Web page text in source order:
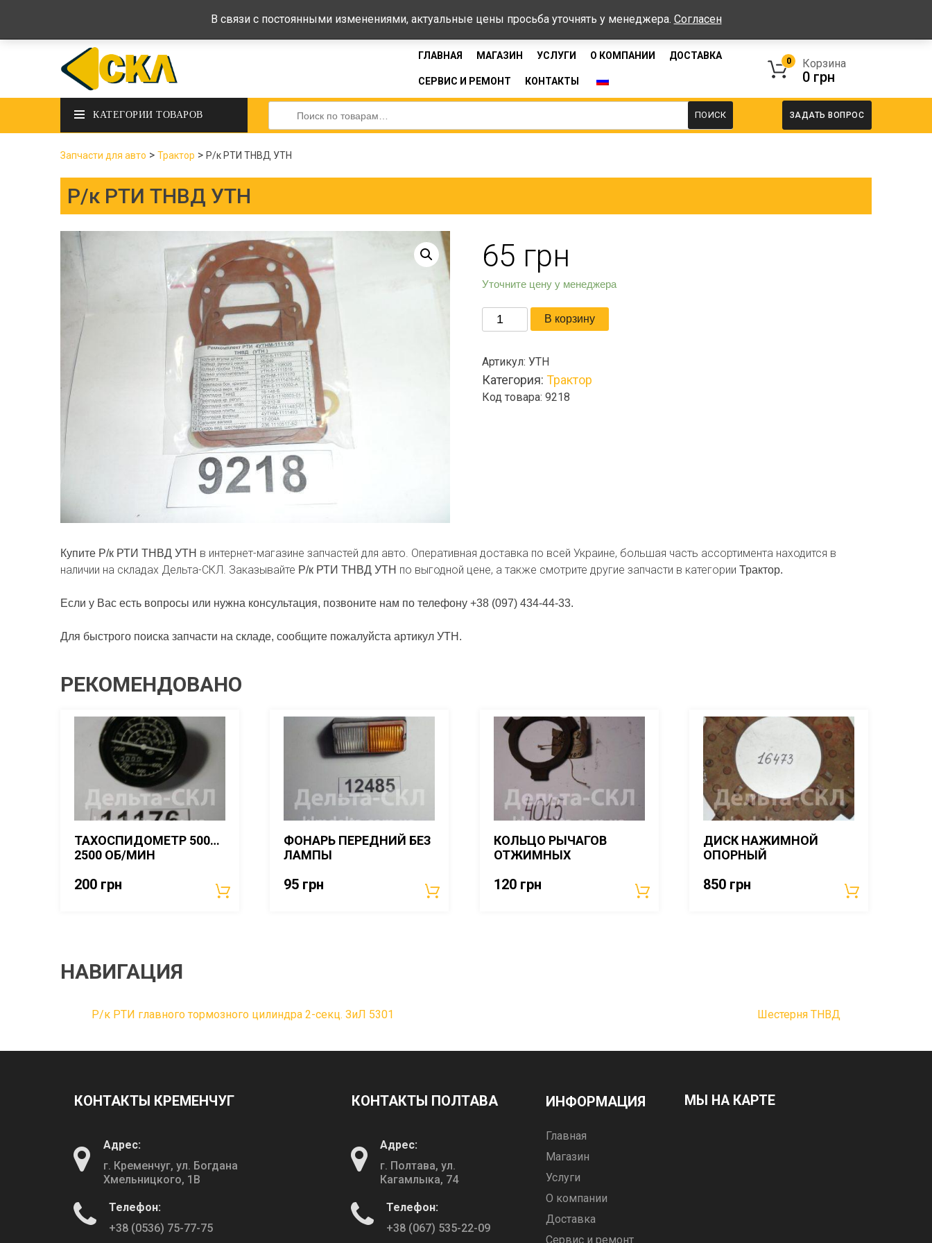
+38 (097) 434-44-33 Время работы: Пн-Пт: 08:00-17:00, Сб-Вс - выходные
ГЛАВНАЯ МАГАЗИН УСЛУГИ О КОМПАНИИ ДОСТАВКА
СЕРВИС И РЕМОНТ КОНТАКТЫ
Корзина
0
0 грн
КАТЕГОРИИ ТОВАРОВ
Искать:
ПОИСК ЗАДАТЬ ВОПРОС
Запчасти для авто > Трактор > Р/к РТИ ТНВД УТН
Р/к РТИ ТНВД УТН
65 грн
Уточните цену у менеджера
Количество
товара
к
РТИ
ТНВД
В корзину
Артикул:УТН
Категория:Трактор
Код товара: 9218
Купите Р/к РТИ ТНВД УТН в интернет-магазине запчастей для авто. Оперативная доставка по всей Украине, большая часть ассортимента находится в
наличии на складах Дельта-СКЛ. Заказывайте Р/к РТИ ТНВД УТН по выгодной цене, а также смотрите другие запчасти в категории Трактор.
Если у Вас есть вопросы или нужна консультация, позвоните нам по телефону +38 (097) 434-44-33.
Для быстрого поиска запчасти на складе, сообщите пожалуйста артикул УТН.
РЕКОМЕНДОВАНО
ТАХОСПИДОМЕТР 500…
2500 ОБ/МИН
200 грн
ФОНАРЬ ПЕРЕДНИЙ БЕЗ
ЛАМПЫ
95 грн
КОЛЬЦО РЫЧАГОВ
ОТЖИМНЫХ
120 грн
ДИСК НАЖИМНОЙ
ОПОРНЫЙ
850 грн
НАВИГАЦИЯ
Р/к РТИ главного тормозного цилиндра 2-секц. ЗиЛ 5301 Шестерня ТНВД
КОНТАКТЫ КРЕМЕНЧУГ
Адрес:
г. Кременчуг, ул. Богдана
Хмельницкого, 1В
Телефон:
+38 (0536) 75-77-75
КОНТАКТЫ ПОЛТАВА
Адрес:
г. Полтава, ул.
Кагамлыка, 74
Телефон:
+38 (067) 535-22-09
ИНФОРМАЦИЯ
Главная
Магазин
Услуги
О компании
Доставка
Сервис и ремонт
МЫ НА КАРТЕ
В связи с постоянными изменениями, актуальные цены просьба уточнять у менеджера. Согласен